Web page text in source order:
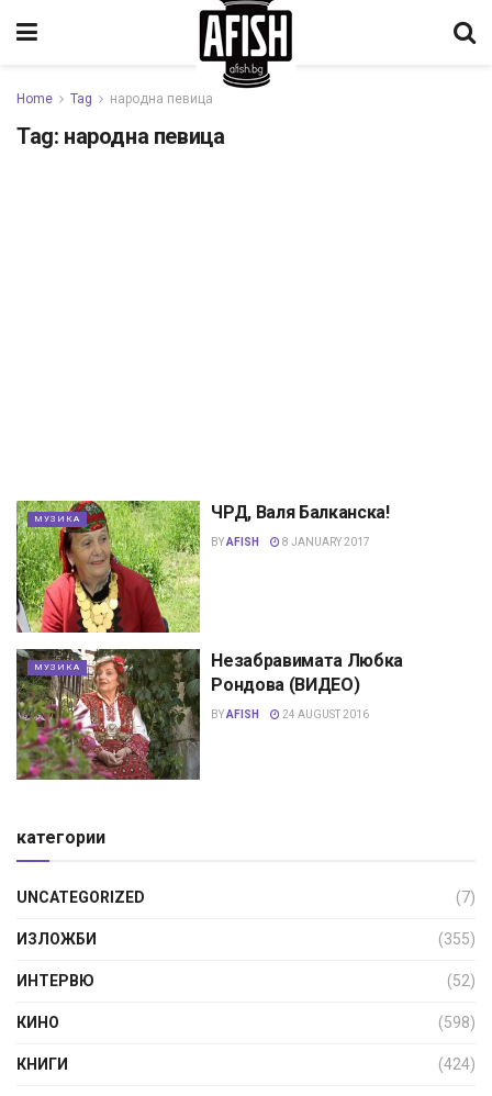
Home Tag народна певица
Tag: народна певица
МУЗИКА ЧРД, Валя Балканска!
BYAFISH 8 JANUARY 2017
МУЗИКА
Незабравимата Любка
Рондова (ВИДЕО)
BYAFISH 24 AUGUST 2016
категории
UNCATEGORIZED (7)
ИЗЛОЖБИ (355)
ИНТЕРВЮ (52)
КИНО (598)
КНИГИ (424)